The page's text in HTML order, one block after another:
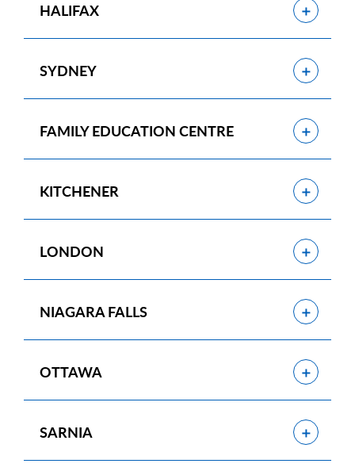
Show
HALIFAX
Show
SYDNEY
Show
FAMILY EDUCATION CENTRE
Show
KITCHENER
Show
LONDON
Show
NIAGARA FALLS
Show
OTTAWA
Show
SARNIA